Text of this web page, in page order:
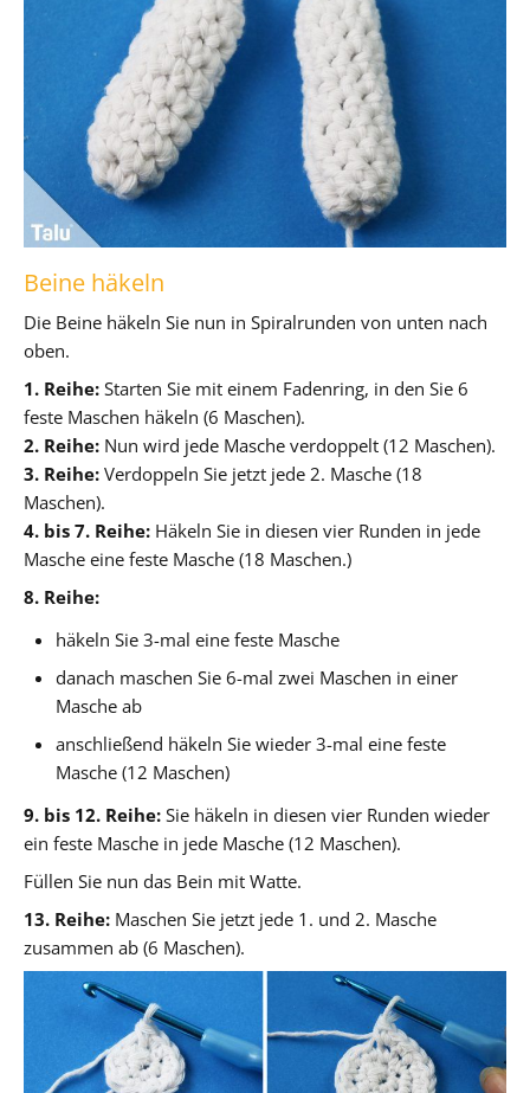
Beine häkeln
Die Beine häkeln Sie nun in Spiralrunden von unten nach
oben.
1. Reihe: Starten Sie mit einem Fadenring, in den Sie 6
feste Maschen häkeln (6 Maschen).
2. Reihe: Nun wird jede Masche verdoppelt (12 Maschen).
3. Reihe: Verdoppeln Sie jetzt jede 2. Masche (18
Maschen).
4. bis 7. Reihe: Häkeln Sie in diesen vier Runden in jede
Masche eine feste Masche (18 Maschen.)
8. Reihe:
häkeln Sie 3-mal eine feste Masche
danach maschen Sie 6-mal zwei Maschen in einer
Masche ab
anschließend häkeln Sie wieder 3-mal eine feste
Masche (12 Maschen)
9. bis 12. Reihe: Sie häkeln in diesen vier Runden wieder
ein feste Masche in jede Masche (12 Maschen).
Füllen Sie nun das Bein mit Watte.
13. Reihe: Maschen Sie jetzt jede 1. und 2. Masche
zusammen ab (6 Maschen).